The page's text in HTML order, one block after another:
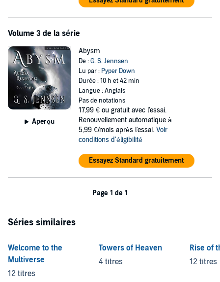
Volume 3 de la série
Aperçu
Abysm
De :G. S. Jennsen
Lu par : Pyper Down
Durée : 10 h et 42 min
Langue : Anglais
Pas de notations
17,99 € ou gratuit avec l'essai.
Renouvellement automatique à
5,99 €/mois après l'essai. Voir
conditions d'éligibilité
Essayez Standard gratuitement
Page 1 de 1
Séries similaires
Welcome to the
Multiverse
12 titres
Towers of Heaven
4 titres
Rise of
12 titres